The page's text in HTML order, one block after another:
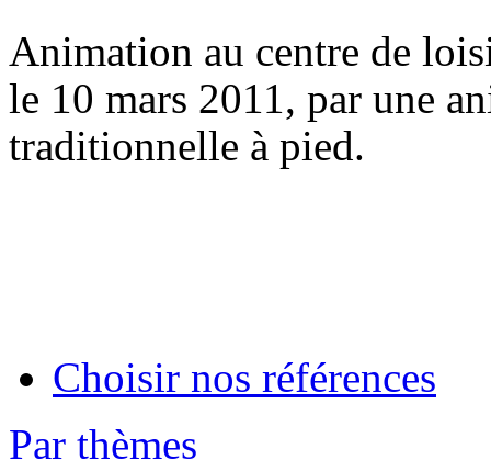
Animation au centre de
le 10 mars 2011, par une
traditionnelle à pied.
Choisir nos références
Par thèmes